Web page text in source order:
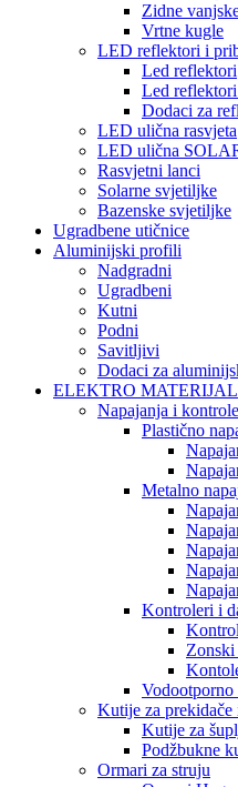
Zidne
Vrtne kugle
LED reflektori i
Led reflektori
Led reflektori
Dodaci za
LED ulična rasvjeta
LED ulična
Rasvjetni lanci
Solarne svjetiljke
Bazenske svjetiljke
Ugradbene utičnice
Aluminijski profili
Nadgradni
Ugradbeni
Kutni
Podni
Savitljivi
Dodaci za
ELEKTRO MATERIJAL
Napajanja i
Plastično
Metalno
Kontroleri i
Vodootporno
Kutije za prekidače
Kutije za
Podžbukne
Ormari za struju